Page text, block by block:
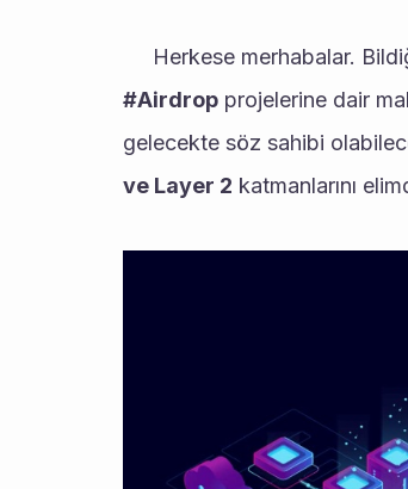
#Airdrop projelerine dair
gelecekte söz sahibi
ve Layer 2 katmanlarını